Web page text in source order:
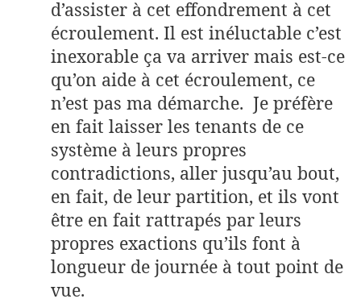
d’assister à cet effondrement à cet
écroulement. Il est inéluctable c’est
inexorable ça va arriver mais est-ce
qu’on aide à cet écroulement, ce
n’est pas ma démarche. Je préfère
en fait laisser les tenants de ce
système à leurs propres
contradictions, aller jusqu’au bout,
en fait, de leur partition, et ils vont
être en fait rattrapés par leurs
propres exactions qu’ils font à
longueur de journée à tout point de
vue.